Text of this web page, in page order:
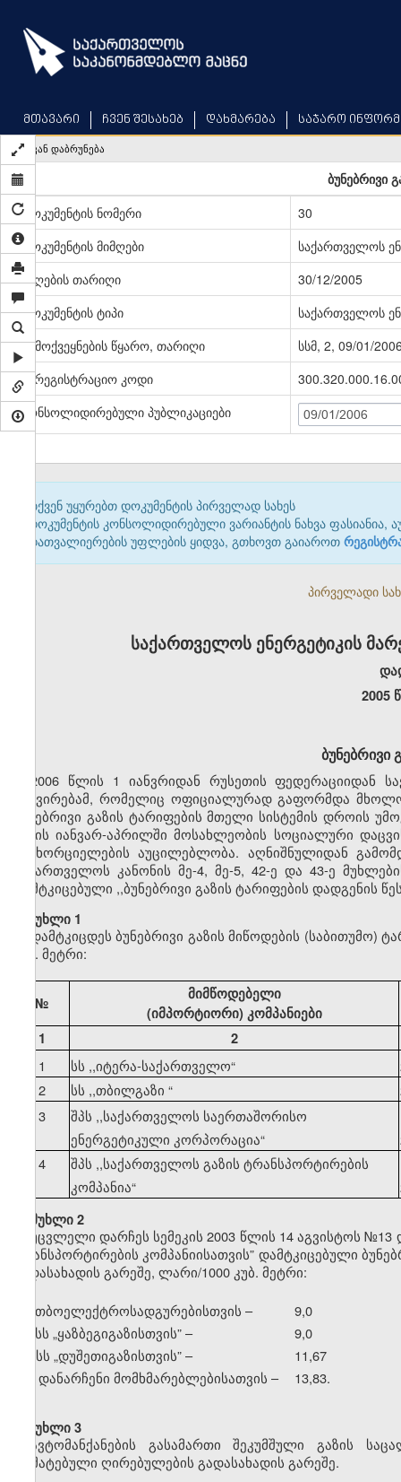
main
content
მთავარი ჩვენ შესახებ დახმარება საჯარო
უკან დაბრუნება
ბუნებრივი
დოკუმენტის ნომერი
30
დოკუმენტის მიმღები
საქართველოს
მიღების თარიღი
30/12/2005
დოკუმენტის ტიპი
საქართველოს
გამოქვეყნების წყარო, თარიღი
სსმ, 2, 09/01/
სარეგისტრაციო კოდი
კონსოლიდირებული პუბლიკაციები
09/01/2006
თქვენ უყურებთ დოკუმენტის პირველად სახეს
დოკუმენტის კონსოლიდირებული ვარიანტის ნახვა ფასიანია,
დათვალიერების უფლების ყიდვა, გთხოვთ გაიაროთ
პირველადი
საქართველოს ენერგეტიკის
2005
ბუნებრივი
2006 წლის 1 იანვრიდან რუსეთის ფედერაციიდან
გაძვირებამ, რომელიც ოფიციალურად გაფორმდა
ბუნებრივი გაზის ტარიფების მთელი სისტემის დროის
წლის იანვარ-აპრილში მოსახლეობის სოციალური
განხორციელების აუცილებლობა. აღნიშნულიდან
საქართველოს კანონის მე-4, მე-5, 42-ე და 43-ე
დამტკიცებული ,,ბუნებრივი გაზის ტარიფების დადგენის
მუხლი 1
დამტკიცდეს ბუნებრივი გაზის მიწოდების
კუბ. მეტრი:
№
მიმწოდებელი
(იმპორტიორი) კომპანიები
1
2
1
სს ,,იტერა-საქართველო“
2
სს ,,თბილგაზი “
3
შპს ,,საქართველოს საერთაშორისო
ენერგეტიკული კორპორაცია“
4
შპს ,,საქართველოს გაზის ტრანსპორტირების
კომპანია“
მუხლი 2
უცვლელი დარჩეს სემეკის 2003 წლის 14 აგვისტოს
ტრანსპორტირების კომპანიისათვის” დამტკიცებული
გადასახადის გარეშე, ლარი/1000 კუბ. მეტრი:
ა) თბოელექტროსადგურებისთვის –
9,0
ბ) სს„ყაზბეგიგაზისთვის” –
9,0
გ) სს„დუშეთიგაზისთვის” –
11,67
დ) დანარჩენი მომხმარებლებისათვის –
13,83.
მუხლი 3
ავტომანქანების გასამართი შეკუმშული გაზის
დამატებული ღირებულების გადასახადის გარეშე.